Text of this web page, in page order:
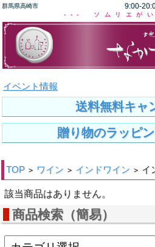
群馬県高崎市 9:00-
--- ソムリエが
イベント情報
送料無料キャ
贈り物のラッピ
TOP > ワイン > インドワイン > イ
該当商品はありません。
商品検索（簡易）